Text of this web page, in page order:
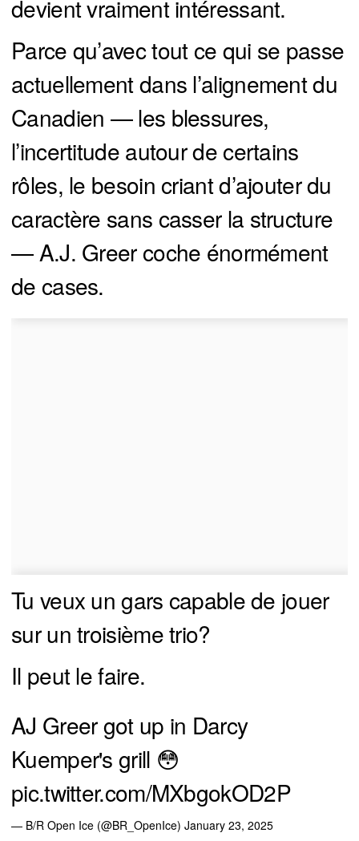
devient vraiment intéressant.
Parce qu’avec tout ce qui se passe
actuellement dans l’alignement du
Canadien — les blessures,
l’incertitude autour de certains
rôles, le besoin criant d’ajouter du
caractère sans casser la structure
— A.J. Greer coche énormément
de cases.
Tu veux un gars capable de jouer
sur un troisième trio?
Il peut le faire.
AJ Greer got up in Darcy
Kuemper's grill 😳
pic.twitter.com/MXbgokOD2P
— B/R Open Ice (@BR_OpenIce) January 23, 2025